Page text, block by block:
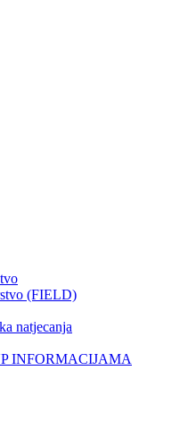
(FIELD)
natjecanja
INFORMACIJAMA